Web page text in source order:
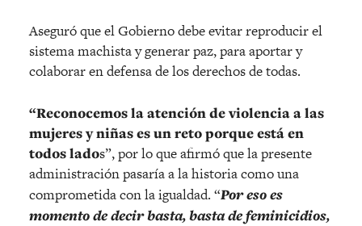
Aseguró que el Gobierno debe evitar reproducir el
sistema machista y generar paz, para aportar y
colaborar en defensa de los derechos de todas.
“Reconocemos la atención de violencia a las
mujeres y niñas es un reto porque está en
todos lados”, por lo que afirmó que la presente
administración pasaría a la historia como una
comprometida con la igualdad. “Por eso es
momento de decir basta, basta de feminicidios,